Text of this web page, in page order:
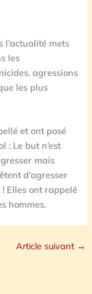
l’actualité mets
les
agressions
les plus
et ont posé
: Le but n’est
mais
d’agresser
Elles ont rappelé
hommes.
Article suivant →